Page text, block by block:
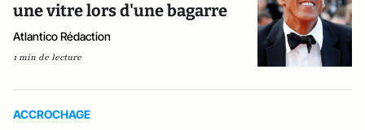
une vitre lors d'une bagarre
Atlantico Rédaction
1 min de lecture
ACCROCHAGE